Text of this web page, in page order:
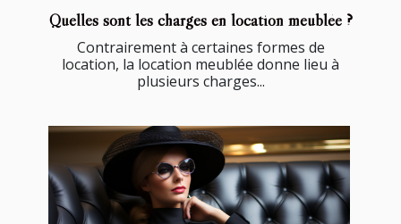
Quelles sont les charges en location meublée ?
Contrairement à certaines formes de
location, la location meublée donne lieu à
plusieurs charges...